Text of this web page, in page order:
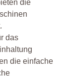
die
das
die einfache